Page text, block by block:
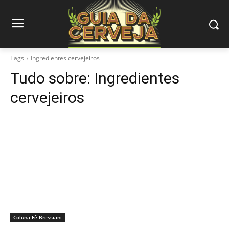
Tags Ingredientes cervejeiros
Tudo sobre: Ingredientes
cervejeiros
Coluna Fê Bressiani